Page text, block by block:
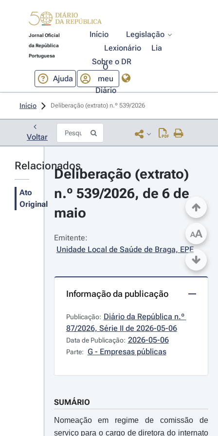
Jornal Oficial
da República
Portuguesa
Início
Legislação
Lexionário
Lia
Sobre o DR
Ajuda
O
meu
Diário
Início Deliberação (extrato) n.º 539/2026
Voltar
Relacionados
Ato
Original
Deliberação (extrato)
n.º 539/2026, de 6 de
maio
Emitente:
Unidade Local de Saúde de Braga, EPE
Informação da publicação
Publicação: Diário da República n.º
87/2026, Série II de 2026-05-06
Data de Publicação: 2026-05-06
Parte: G - Empresas públicas
SUMÁRIO
Nomeação em regime de comissão de
serviço para o cargo de diretora do internato
AA